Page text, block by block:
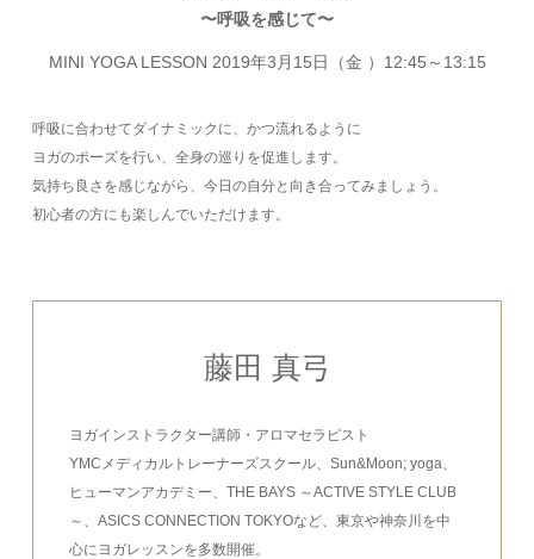
〜呼吸を感じて〜
MINI YOGA LESSON 2019年3月15日（金 ）12:45～13:15
呼吸に合わせてダイナミックに、かつ流れるように
ヨガのポーズを行い、全身の巡りを促進します。
気持ち良さを感じながら、今日の自分と向き合ってみましょう。
初心者の方にも楽しんでいただけます。
藤田 真弓
ヨガインストラクター講師・アロマセラピスト
YMCメディカルトレーナーズスクール、Sun&Moon; yoga、
ヒューマンアカデミー、THE BAYS ～ACTIVE STYLE CLUB
～、ASICS CONNECTION TOKYOなど、東京や神奈川を中
心にヨガレッスンを多数開催。